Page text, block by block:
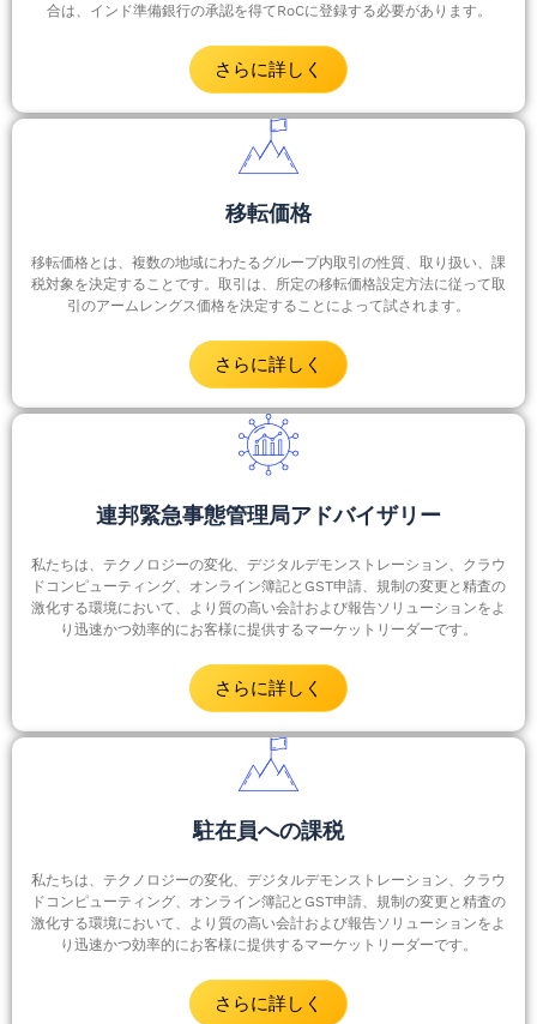
合は、インド準備銀行の承認を得てRoCに登録する必要があります。
さらに詳しく
移転価格
移転価格とは、複数の地域にわたるグループ内取引の性質、取り扱い、課
税対象を決定することです。取引は、所定の移転価格設定方法に従って取
引のアームレングス価格を決定することによって試されます。
さらに詳しく
連邦緊急事態管理局アドバイザリー
私たちは、テクノロジーの変化、デジタルデモンストレーション、クラウ
ドコンピューティング、オンライン簿記とGST申請、規制の変更と精査の
激化する環境において、より質の高い会計および報告ソリューションをよ
り迅速かつ効率的にお客様に提供するマーケットリーダーです。
さらに詳しく
駐在員への課税
私たちは、テクノロジーの変化、デジタルデモンストレーション、クラウ
ドコンピューティング、オンライン簿記とGST申請、規制の変更と精査の
激化する環境において、より質の高い会計および報告ソリューションをよ
り迅速かつ効率的にお客様に提供するマーケットリーダーです。
さらに詳しく